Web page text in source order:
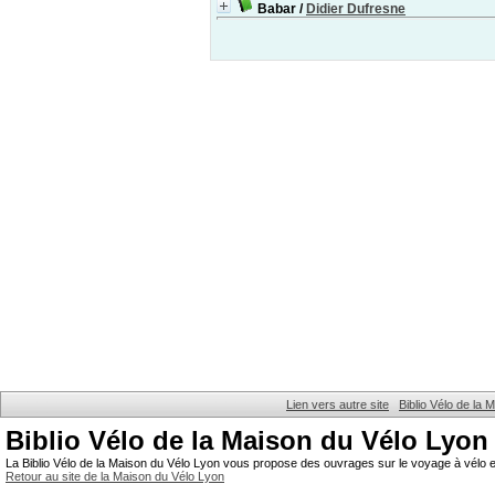
Babar / Didier Dufresne
Lien vers autre site Biblio Vélo de la
Biblio Vélo de la Maison du Vélo Lyon
La Biblio Vélo de la Maison du Vélo Lyon vous propose des ouvrages sur le voyage à
Retour au site de la Maison du Vélo Lyon